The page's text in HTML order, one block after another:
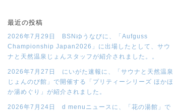
最近の投稿
2026年7月29日 BSNゆうなびに、「Aufguss
Championship Japan2026」に出場したとして、サウ
ナと天然温泉じょんスタッフが紹介されました。。
2026年7月27日 にいがた速報に、「サウナと天然温泉
じょんのび館」で開催する「プリティーシリーズ ほかほ
か湯めぐり」が紹介されました。
2026年7月24日 d menuニュースに、「花の湯館」で